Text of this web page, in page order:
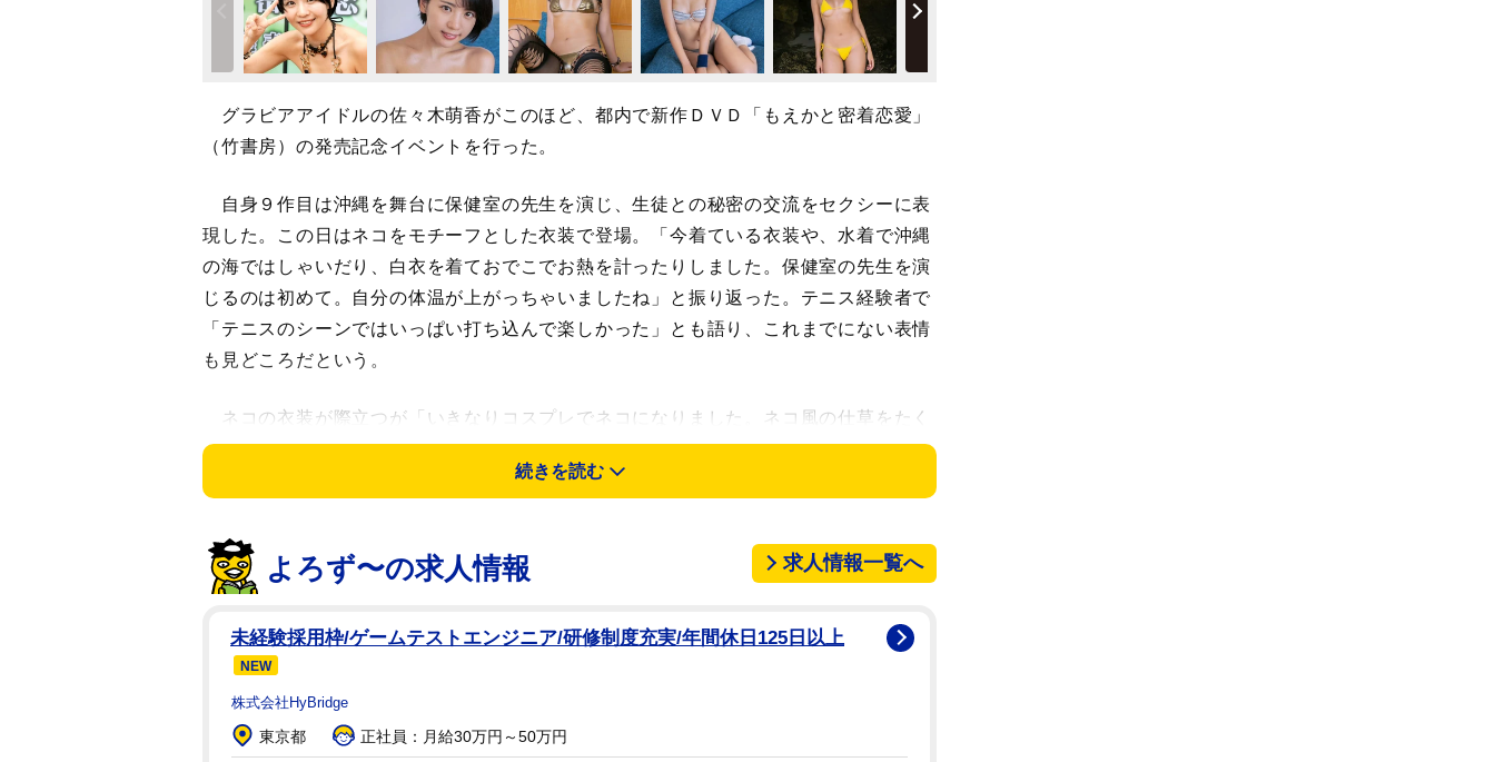
グラビアアイドルの佐々木萌香がこのほど、都内で新作ＤＶＤ「もえかと密着恋愛」
（竹書房）の発売記念イベントを行った。
自身９作目は沖縄を舞台に保健室の先生を演じ、生徒との秘密の交流をセクシーに表
現した。この日はネコをモチーフとした衣装で登場。「今着ている衣装や、水着で沖縄
の海ではしゃいだり、白衣を着ておでこでお熱を計ったりしました。保健室の先生を演
じるのは初めて。自分の体温が上がっちゃいましたね」と振り返った。テニス経験者で
「テニスのシーンではいっぱい打ち込んで楽しかった」とも語り、これまでにない表情
も見どころだという。
ネコの衣装が際立つが「いきなりコスプレでネコになりました。ネコ風の仕草をたく
さんして楽しかったです。私自身の性格？ネコよりもイヌですね」と笑った。
菜々緒らを輩出した伝統ある賞。「本当に嬉しかった。５年間、複数のカテゴリーで続
けてきましたが、グラビアの活動の方が目立っていると思っていたので、レースクイー
ンで受賞できたのは夢みたいでした」と感激を口にした。
今後はレースクイーンの仕事を徐々に控え、女優業に注力していくという。それでも
でのチーム福島は撤退したが、４年目を迎える新シーズンは、チームオレンジで活動す
る。大きな勲章を得ても「歴代の先輩が有名な方ばかりなので、後に続きたいです」と
続きを読む
よろず〜の求人情報 求人情報一覧へ
未経験採用枠/ゲームテストエンジニア/研修制度充実/年間休日125日以上
NEW
株式会社HyBridge
東京都 正社員：月給30万円～50万円